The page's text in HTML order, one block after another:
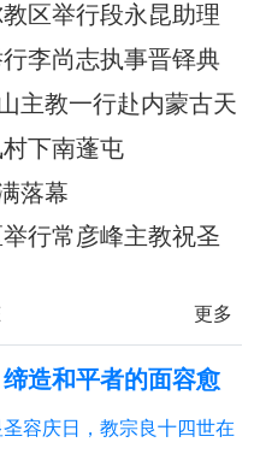
区丁令斌主教主持，教区
申学忠神父、主教府本堂
礼。来自长治教区及各地
父共祭
区举行段永昆助理
李尚志执事晋铎典
主教一行赴内蒙古天
下南蓬屯
落幕
行常彦峰主教祝圣
更多
造和平者的面容愈
容庆日，教宗良十四世在